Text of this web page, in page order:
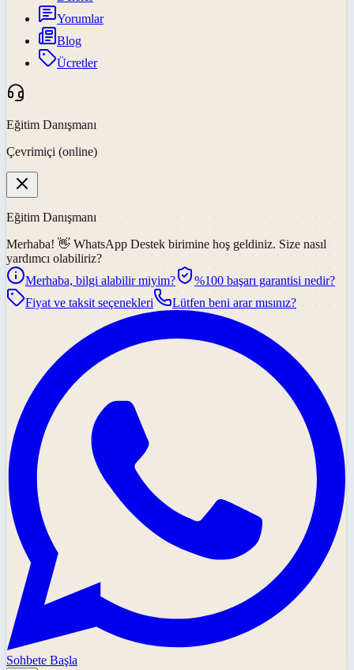
Yorumlar
Blog
Ücretler
Eğitim Danışmanı
Çevrimiçi (online)
Eğitim Danışmanı
Merhaba! 👋 WhatsApp Destek birimine hoş geldiniz. Size nasıl
yardımcı olabiliriz?
Merhaba, bilgi alabilir miyim?
%100 başarı garantisi nedir?
Fiyat ve taksit seçenekleri
Lütfen beni arar mısınız?
Sohbete Başla